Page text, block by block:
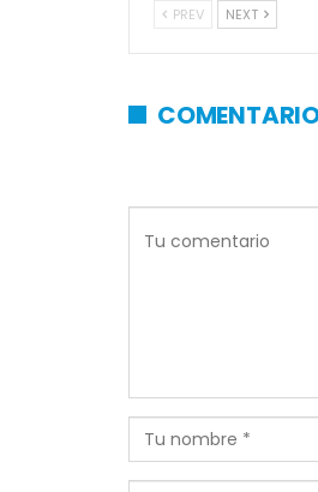
PREV NEXT